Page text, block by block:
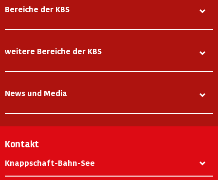
Bereiche der KBS
weitere Bereiche der KBS
News und Media
Kontakt
Knappschaft-Bahn-See